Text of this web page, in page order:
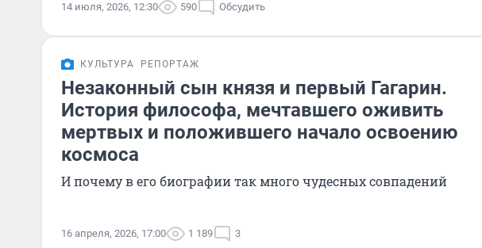
14 июля, 2026, 12:30 590 Обсудить
КУЛЬТУРА РЕПОРТАЖ
Незаконный сын князя и первый Гагарин.
История философа, мечтавшего оживить
мертвых и положившего начало освоению
космоса
И почему в его биографии так много чудесных совпадений
16 апреля, 2026, 17:00 1 189 3